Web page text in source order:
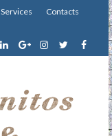
Services Contacts